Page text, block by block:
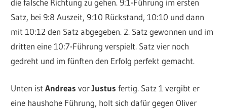
die falsche Richtung zu gehen. 9:1-Führung im ersten
Satz, bei 9:8 Auszeit, 9:10 Rückstand, 10:10 und dann
mit 10:12 den Satz abgegeben. 2. Satz gewonnen und im
dritten eine 10:7-Führung verspielt. Satz vier noch
gedreht und im fünften den Erfolg perfekt gemacht.
Unten istAndreas vorJustus fertig. Satz 1 vergibt er
eine haushohe Führung, holt sich dafür gegen Oliver